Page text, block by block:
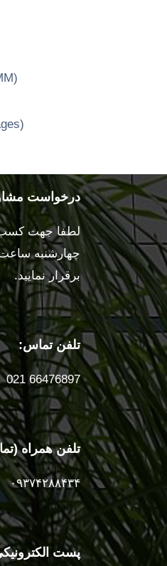
درخواست
لطفا جهت کسب
برقرار نمایید.
تلفن تماس:
66476897 021
تلفن همراه
۰۹۳۷۴۲۸۸۴۳۴
پست